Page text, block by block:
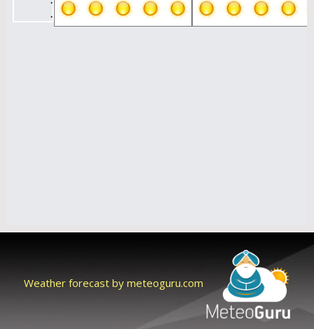
Weather forecast by meteoguru.com